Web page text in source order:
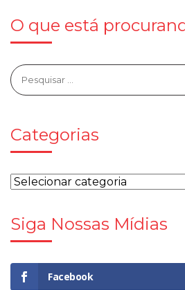
O que está
Categorias
Siga Nossas Mídias
Facebook